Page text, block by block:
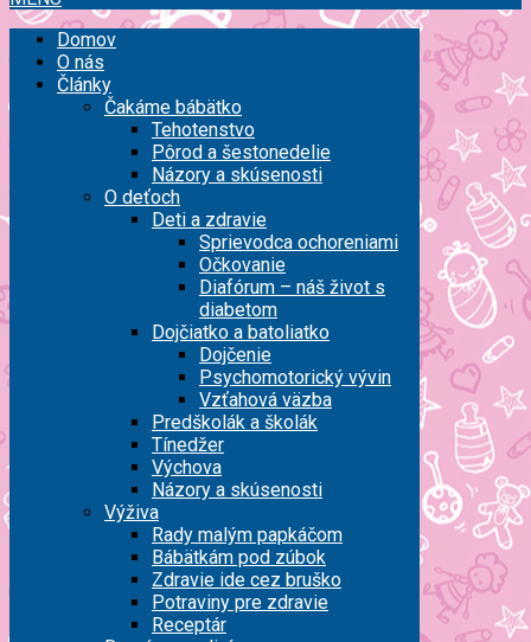
Domov
O nás
Články
Čakáme bábätko
Tehotenstvo
Pôrod a šestonedelie
Názory a skúsenosti
O deťoch
Deti a zdravie
Sprievodca ochoreniami
Očkovanie
Diafórum – náš život s
diabetom
Dojčiatko a batoliatko
Dojčenie
Psychomotorický vývin
Vzťahová väzba
Predškolák a školák
Tínedžer
Výchova
Názory a skúsenosti
Výživa
Rady malým papkáčom
Bábätkám pod zúbok
Zdravie ide cez bruško
Potraviny pre zdravie
Receptár